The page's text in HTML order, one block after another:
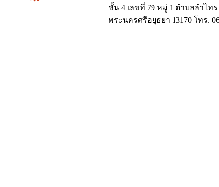
ชั้น 4 เลขที่ 79 หมู่ 1 ตำบลลำไท
พระนครศรีอยุธยา 13170 โทร.